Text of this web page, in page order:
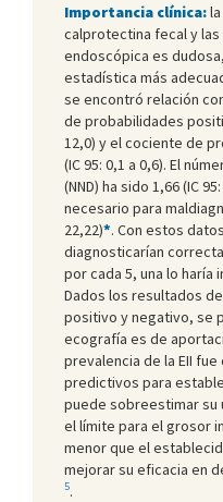
Importancia clínica:
calprotectina fecal y
endoscópica es
estadística más
se encontró relación
de probabilidades
12,0) y el cociente de
(IC 95: 0,1 a 0,6). El
(NND) ha sido 1,66 (IC
necesario para
22,22)*. Con estos
diagnosticarían
por cada 5, una lo haría
Dados los resultados
positivo y negativo, se
ecografía es de
prevalencia de la EII
predictivos para
puede sobreestimar su
el límite para el grosor
menor que el
mejorar su eficacia en
5.